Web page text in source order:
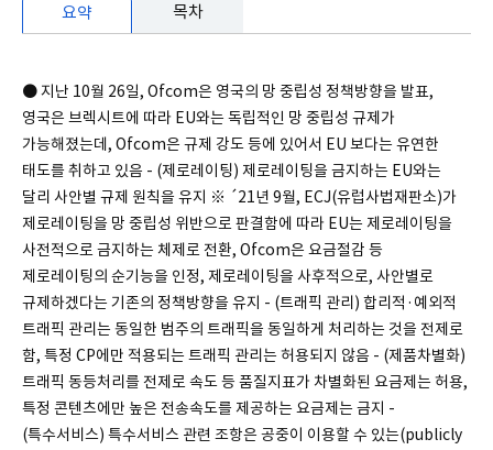
요약 목차
요약
● 지난 10월 26일, Ofcom은 영국의 망 중립성 정책방향을 발표,
영국은 브렉시트에 따라 EU와는 독립적인 망 중립성 규제가
가능해졌는데, Ofcom은 규제 강도 등에 있어서 EU 보다는 유연한
태도를 취하고 있음 - (제로레이팅) 제로레이팅을 금지하는 EU와는
달리 사안별 규제 원칙을 유지 ※ ´21년 9월, ECJ(유럽사법재판소)가
제로레이팅을 망 중립성 위반으로 판결함에 따라 EU는 제로레이팅을
사전적으로 금지하는 체제로 전환, Ofcom은 요금절감 등
제로레이팅의 순기능을 인정, 제로레이팅을 사후적으로, 사안별로
규제하겠다는 기존의 정책방향을 유지 - (트래픽 관리) 합리적·예외적
트래픽 관리는 동일한 범주의 트래픽을 동일하게 처리하는 것을 전제로
함, 특정 CP에만 적용되는 트래픽 관리는 허용되지 않음 - (제품차별화)
트래픽 동등처리를 전제로 속도 등 품질지표가 차별화된 요금제는 허용,
특정 콘텐츠에만 높은 전송속도를 제공하는 요금제는 금지 -
(특수서비스) 특수서비스 관련 조항은 공중이 이용할 수 있는(publicly